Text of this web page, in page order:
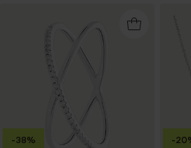
-38% -